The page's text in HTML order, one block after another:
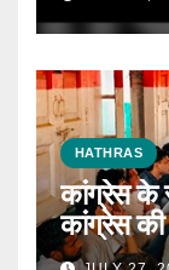
HATHRAS
कांग्रेस के
कांग्रेस की